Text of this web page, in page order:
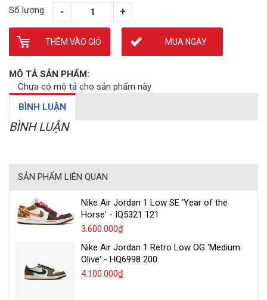
Số lượng
THÊM VÀO GIỎ MUA NGAY
MÔ TẢ SẢN PHẨM:
Chưa có mô tả cho sản phẩm này
BÌNH LUẬN
BÌNH LUẬN
SẢN PHẨM LIÊN QUAN
Nike Air Jordan 1 Low SE 'Year of the
Horse' - IQ5321 121
3.600.000₫
Nike Air Jordan 1 Retro Low OG 'Medium
Olive' - HQ6998 200
4.100.000₫